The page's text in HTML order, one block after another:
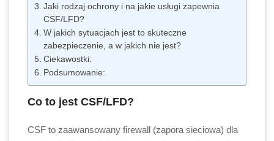
Jaki rodzaj ochrony i na jakie usługi zapewnia
CSF/LFD?
W jakich sytuacjach jest to skuteczne
zabezpieczenie, a w jakich nie jest?
Ciekawostki:
Podsumowanie:
Co to jest CSF/LFD?
CSF to zaawansowany firewall (zapora sieciowa) dla